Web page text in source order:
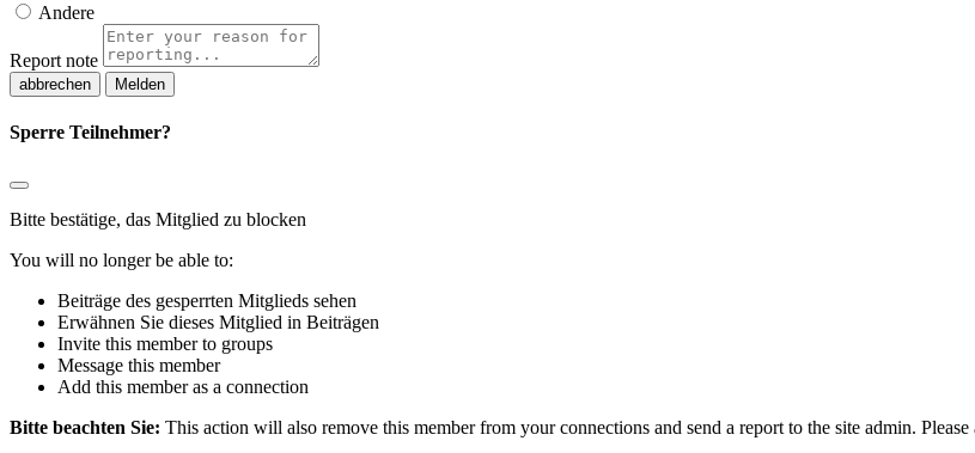
Andere
Report note
Melden
Sperre Teilnehmer?
Bitte bestätige, das Mitglied zu blocken
You will no longer be able to:
Beiträge des gesperrten Mitglieds sehen
Erwähnen Sie dieses Mitglied in Beiträgen
Invite this member to groups
Message this member
Add this member as a connection
Bitte beachten Sie: This action will also remove this member from your connections and send a report to the site admin.